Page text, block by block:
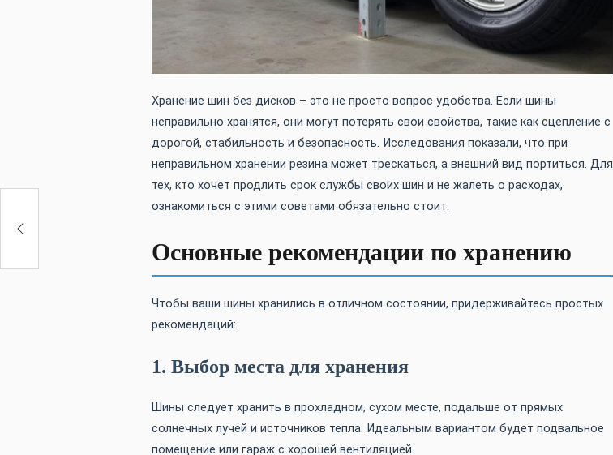
Хранение шин без дисков – это не просто вопрос удобства. Если шины
неправильно хранятся, они могут потерять свои свойства, такие как сцепление с
дорогой, стабильность и безопасность. Исследования показали, что при
неправильном хранении резина может трескаться, а внешний вид портиться. Для
тех, кто хочет продлить срок службы своих шин и не жалеть о расходах,
ознакомиться с этими советами обязательно стоит.
Основные рекомендации по хранению
Чтобы ваши шины хранились в отличном состоянии, придерживайтесь простых
рекомендаций:
1. Выбор места для хранения
Шины следует хранить в прохладном, сухом месте, подальше от прямых
солнечных лучей и источников тепла. Идеальным вариантом будет подвальное
помещение или гараж с хорошей вентиляцией.